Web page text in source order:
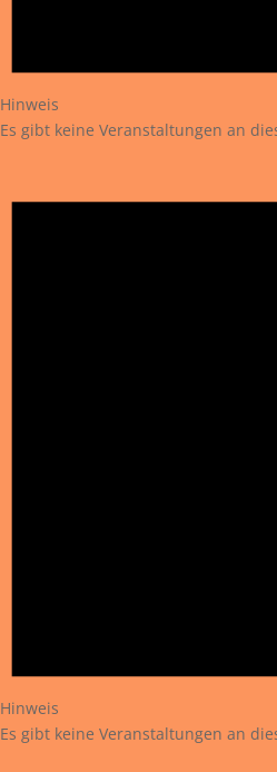
Hinweis
Es gibt keine Veranstaltungen an
Hinweis
Es gibt keine Veranstaltungen an